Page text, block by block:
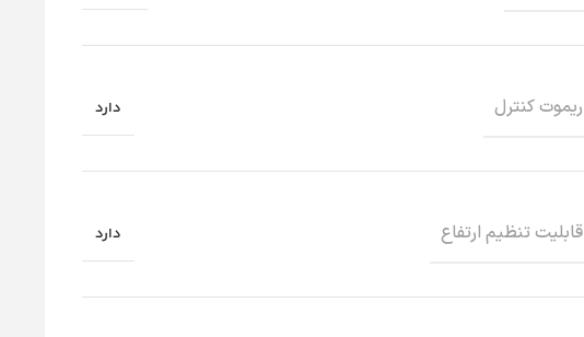
ریموت کنترل دارد
قابلیت تنظیم ارتفاع دارد